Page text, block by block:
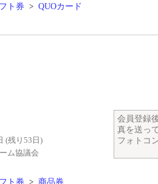
ト券 > QUOカード
(残り53日)
ム協議会
会員登録
真を送っ
フォトコ
ト券 > 商品券